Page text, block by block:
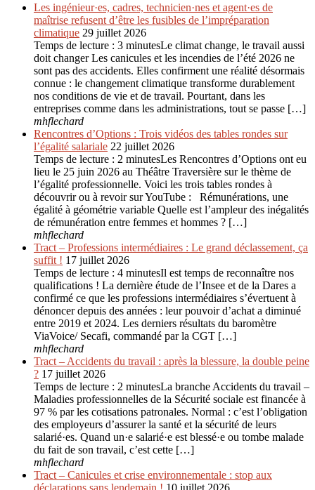
Les ingénieur·es, cadres, technicien·nes et agent·es de
maîtrise refusent d’être les fusibles de l’impréparation
climatique 29 juillet 2026
Temps de lecture : 3 minutesLe climat change, le travail aussi
doit changer Les canicules et les incendies de l’été 2026 ne
sont pas des accidents. Elles confirment une réalité désormais
connue : le changement climatique transforme durablement
nos conditions de vie et de travail. Pourtant, dans les
entreprises comme dans les administrations, tout se passe […]
mhflechard
Rencontres d’Options : Trois vidéos des tables rondes sur
l’égalité salariale 22 juillet 2026
Temps de lecture : 2 minutesLes Rencontres d’Options ont eu
lieu le 25 juin 2026 au Théâtre Traversière sur le thème de
l’égalité professionnelle. Voici les trois tables rondes à
découvrir ou à revoir sur YouTube : Rémunérations, une
égalité à géométrie variable Quelle est l’ampleur des inégalités
de rémunération entre femmes et hommes ? […]
mhflechard
Tract – Professions intermédiaires : Le grand déclassement, ça
suffit ! 17 juillet 2026
Temps de lecture : 4 minutesIl est temps de reconnaître nos
qualifications ! La dernière étude de l’Insee et de la Dares a
confirmé ce que les professions intermédiaires s’évertuent à
dénoncer depuis des années : leur pouvoir d’achat a diminué
entre 2019 et 2024. Les derniers résultats du baromètre
ViaVoice/ Secafi, commandé par la CGT […]
mhflechard
Tract – Accidents du travail : après la blessure, la double peine
? 17 juillet 2026
Temps de lecture : 2 minutesLa branche Accidents du travail –
Maladies professionnelles de la Sécurité sociale est financée à
97 % par les cotisations patronales. Normal : c’est l’obligation
des employeurs d’assurer la santé et la sécurité de leurs
salarié·es. Quand un·e salarié·e est blessé·e ou tombe malade
du fait de son travail, c’est cette […]
mhflechard
Tract – Canicules et crise environ­nementale : stop aux
déclarations sans lendemain ! 10 juillet 2026